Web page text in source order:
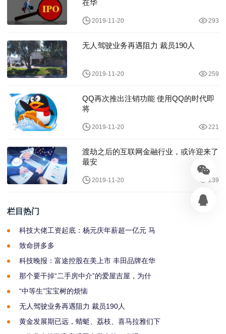
在华
2019-11-20 293
无人驾驶业务再遇阻力 裁员190人
2019-11-20 259
QQ再次推出注销功能 使用QQ的时代即
将
2019-11-20 221
渡劫之后的互联网金融行业，或许迎来了
最安
2019-11-20 239
栏目热门
科技大佬工资起底：杨元庆年薪超一亿元 马
致命拼多多
科技晚报：富途控股在美上市 丰田品牌在华
那个要干掉“二手房中介”的爱屋吉屋，为什
“中等生”宝宝树的烦恼
无人驾驶业务再遇阻力 裁员190人
黄金发展期已远，蜻蜓、荔枝、喜马拉雅们下